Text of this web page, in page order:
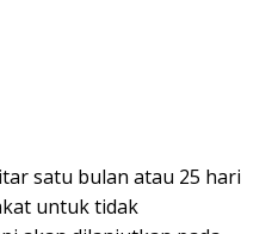
satu bulan atau 25 hari
untuk tidak